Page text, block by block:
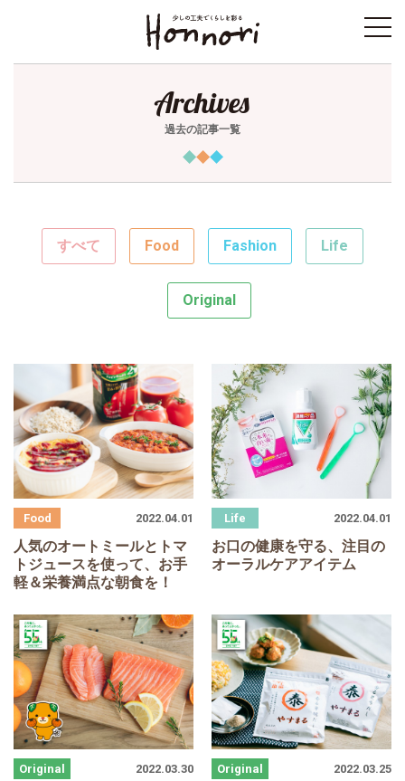
Archives
過去の記事一覧
すべて Food Fashion Life
Original
人気のオートミールとトマ
トジュースを使って、お手
軽＆栄養満点な朝食を！
2022.04.01
お口の健康を守る、注目の
オーラルケアアイテム
2022.04.01
2022.03.30 2022.03.25